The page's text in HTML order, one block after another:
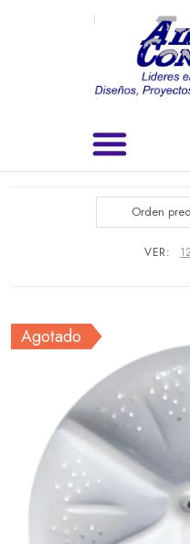
Orden
VER: 12
Agotado